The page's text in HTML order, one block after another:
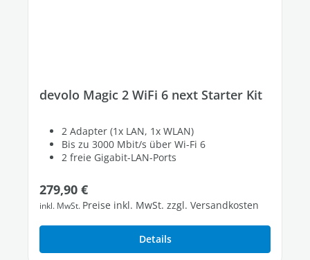
devolo Magic 2 WiFi 6 next Starter Kit
2 Adapter (1x LAN, 1x WLAN)
Bis zu 3000 Mbit/s über Wi-Fi 6
2 freie Gigabit-LAN-Ports
Regulärer Preis:
279,90 €
inkl. MwSt. Preise inkl. MwSt. zzgl. Versandkosten
Details